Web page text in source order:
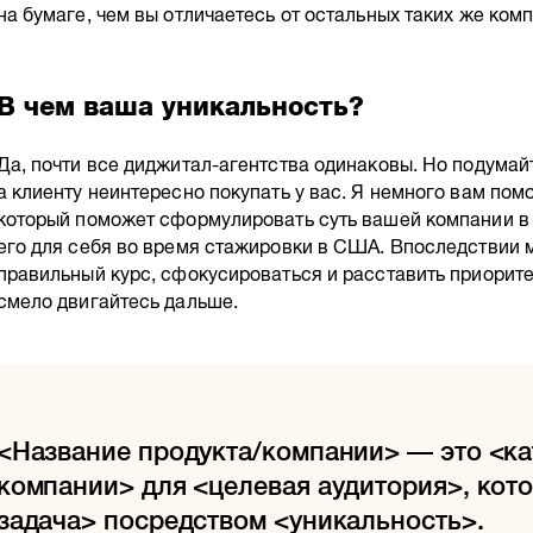
бумаге, чем вы отличаетесь от остальных таких же
чем ваша уникальность?
почти все диджитал-агентства одинаковы. Но
клиенту неинтересно покупать у вас. Я немного вам
поможет сформулировать суть вашей компании
для себя во время стажировки в США. Впоследствии
курс, сфокусироваться и расставить
двигайтесь дальше.
продукта/компании> — это
для <целевая аудитория>,
посредством <уникальность>.